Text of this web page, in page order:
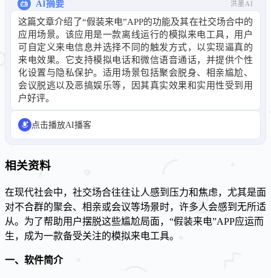
AI摘要 洪墨AI
这篇文章介绍了“假装来电”APP的功能及其在社交场合中的
应用场景。该应用是一款离线运行的模拟来电工具，用户
可自定义来电信息并选择不同的触发方式，以实现逼真的
来电效果。它支持模拟电话和微信语音通话，并提供个性
化设置与隐私保护。适用场景包括聚会脱身、相亲尴尬、
会议脱逃以及恶搞娱乐等，因其真实效果和实用性受到用
户好评。
点击播放AI播客
相关资料
在现代社会中，社交场合往往让人感到压力和焦虑，尤其是面
对不合群的聚会、相亲或会议等场景时，许多人会感到无所适
从。为了帮助用户摆脱这些尴尬局面，“假装来电”APP应运而
生，成为一款备受关注的模拟来电工具。
一、软件简介